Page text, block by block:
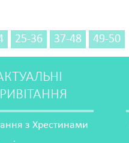
25-36 37-48 49-50
з Хрестинами